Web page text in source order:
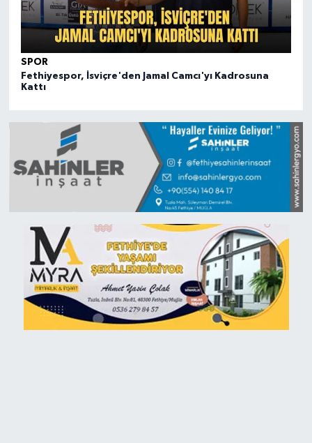
SPOR
Fethiyespor, İsviçre'den Jamal Camcı'yı Kadrosuna
Kattı